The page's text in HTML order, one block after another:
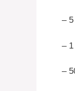
–
–
–